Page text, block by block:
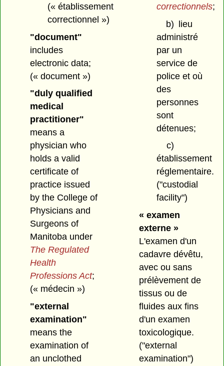
(« établissement
correctionnel »)
"document"
includes
electronic data;
(« document »)
"duly qualified
medical
practitioner"
means a
physician who
holds a valid
certificate of
practice issued
by the College of
Physicians and
Surgeons of
Manitoba under
The Regulated
Health
Professions Act;
(« médecin »)
"external
examination"
means the
examination of
an unclothed
correctionnels;
b) lieu
administré
par un
service de
police et où
des
personnes
sont
détenues;
c)
établissement
réglementaire.
("custodial
facility")
« examen
externe »
L'examen d'un
cadavre dévêtu,
avec ou sans
prélèvement de
tissus ou de
fluides aux fins
d'un examen
toxicologique.
("external
examination")